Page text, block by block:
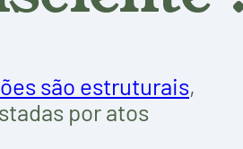
são estruturais,
por atos